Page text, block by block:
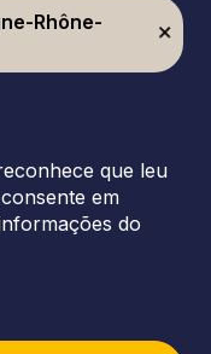
Rhône-
que leu
em
do